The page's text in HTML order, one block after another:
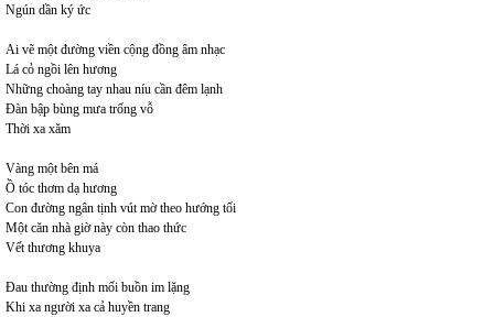
Ngún dần ký ức
Ai vẽ một đường viền cộng đồng âm nhạc
Lá cỏ ngồi lên hương
Những choàng tay nhau níu cần đêm lạnh
Đàn bập bùng mưa trống vỗ
Thời xa xăm
Vàng một bên má
Ồ tóc thơm dạ hương
Con đường ngân tịnh vút mờ theo hướng tối
Một căn nhà giờ này còn thao thức
Vết thương khuya
Đau thường định mối buồn im lặng
Khi xa người xa cả huyền trang